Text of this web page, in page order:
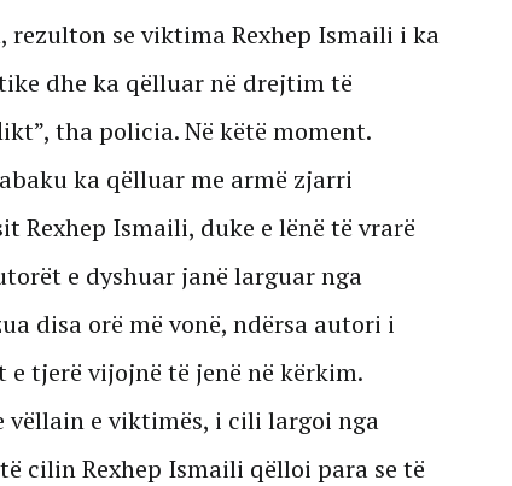
se viktima Rexhep Ismaili i ka
dhe ka qëlluar në drejtim të
tha policia. Në këtë moment.
ka qëlluar me armë zjarri
Rexhep Ismaili, duke e lënë të vrarë
e dyshuar janë larguar nga
disa orë më vonë, ndërsa autori i
e tjerë vijojnë të jenë në kërkim.
vëllain e viktimës, i cili largoi nga
cilin Rexhep Ismaili qëlloi para se të